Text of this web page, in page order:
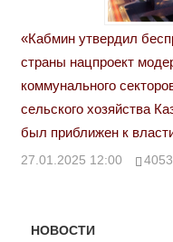
«Кабмин утвердил
страны нацпроект
коммунального
сельского хозяйства
был приближен к
27.01.2025 12:00
НОВОСТИ